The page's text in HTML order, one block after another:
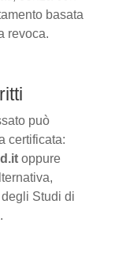
basata
revoca.
può
certificata:
oppure
degli Studi di